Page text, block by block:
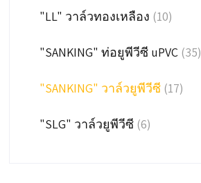
"LL" วาล์วทองเหลือง (10)
"SANKING" ท่อยูพีวีซี uPVC (35)
"SANKING" วาล์วยูพีวีซี (17)
"SLG" วาล์วยูพีวีซี (6)